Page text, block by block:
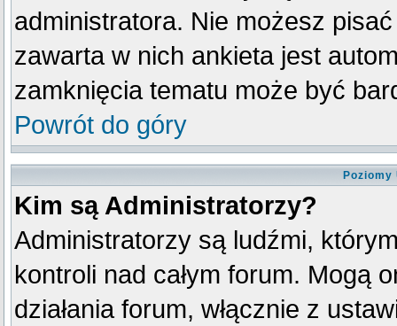
administratora. Nie możesz
zawarta w nich ankieta jest
zamknięcia tematu może być
Powrót do góry
Kim są Administratorzy?
Administratorzy są ludźmi,
kontroli nad całym forum. Mogą
działania forum, włącznie z